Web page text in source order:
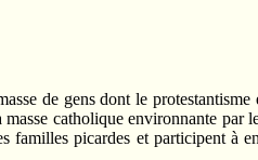
de gens dont le
catholique environnante par
picardes et participent à